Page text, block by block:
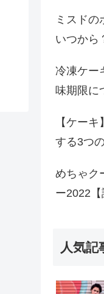
ミスドの
いつから
冷凍ケー
味期限に
【ケー
する3つ
めちゃク
ー2022【
人気記